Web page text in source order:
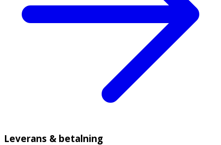
Leverans & betalning